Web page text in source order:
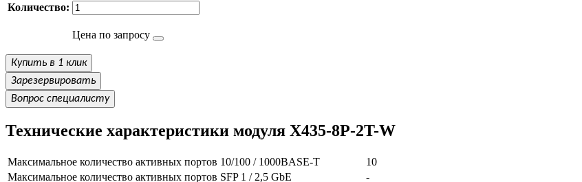
Количество:
Цена по запросу
Купить в 1 клик
Зарезервировать
Вопрос специалисту
Технические характеристики модуля X435-8P-2T-W
Максимальное количество активных портов 10/100 / 1000BASE-T
10
Максимальное количество активных портов SFP 1 / 2,5 GbE
-